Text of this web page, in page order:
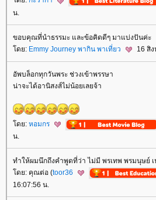
น.
ขอบคุณที่นำธรรมะ และข้อคิดดีๆ มาแบ่งปันค่ะ
ดย: Emmy Journey พากิน พาเที่ยว 16 สิ
อัพบล็อกทุกวันพระ ช่วงเข้าพรรษา
น่าจะได้อานิสงส์ไม่น้อยเลยจ้า
ดย: หอมกร
น.
ทำให้ผมนึกถึงคำพูดที่ว่า ไม่มี พรเทพ พรมนุษย์
ดย: คุณต่อ (toor36
16:07:56 น.